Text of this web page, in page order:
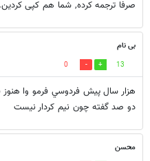
صرفا ترجمه کرده, شما هم کپی کردین.
بی نام
13
0
هزار سال پيش فردوسي فرمو وا هنوز
دو صد گفته چون نيم كردار نيست
محسن